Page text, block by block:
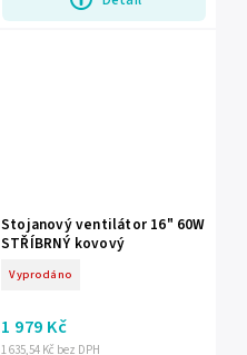
Stojanový ventilátor 16" 60W
STŘÍBRNÝ kovový
Vyprodáno
1 635,54 Kč bez DPH
1 979 Kč